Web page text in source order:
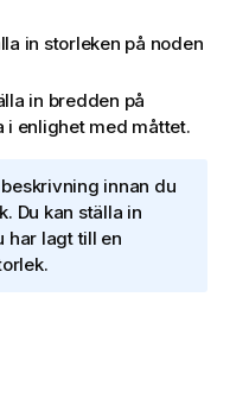
in storleken på noden
in bredden på
i enlighet med måttet.
innan du
Du kan ställa in
har lagt till en